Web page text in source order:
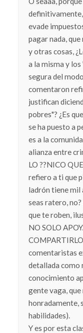
evade
pagar nada,
y otras cosas,
a la misma y
segura del
comentaron
justifican
pobres"? ¿Es
se ha puesto a
es a la
alianza entre
LO ??NICO
refiero a ti que
ladrón tiene mil
seas ratero, no?
que te roben,
NO SOLO
comentaristas
detallada como
conocimiento
gente vaga,
honradamente,
habilidades).
Y es por esta